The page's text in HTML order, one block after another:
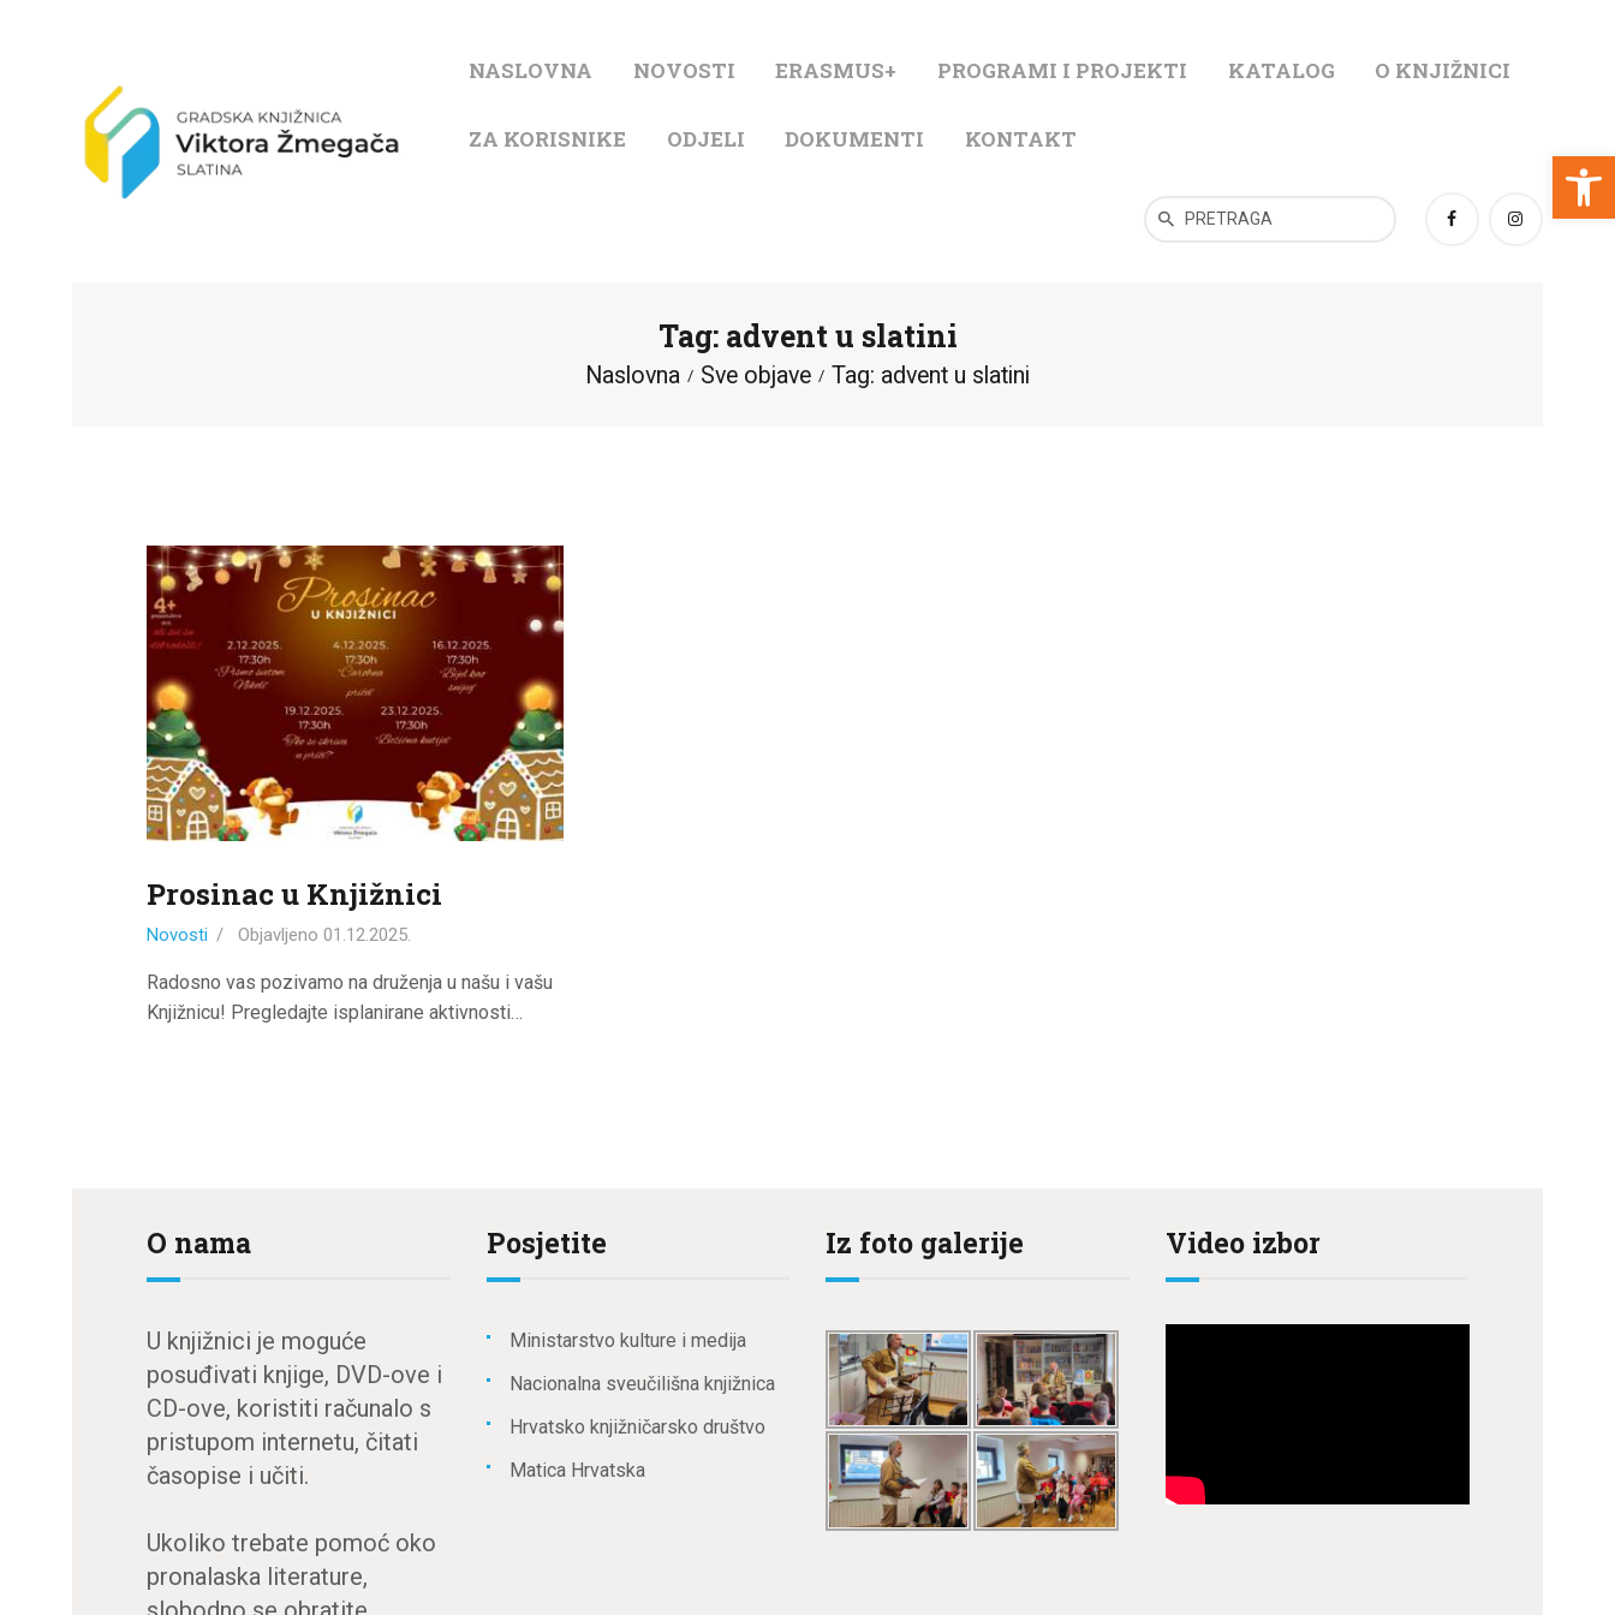
Open toolbar
NASLOVNA NOVOSTI ERASMUS+ PROGRAMI I PROJEKTI KATALOG O KNJIŽNICI
ZA KORISNIKE ODJELI DOKUMENTI KONTAKT
Tag: advent u slatini
Naslovna Sve objave Tag: advent u slatini
KATALOG
Prosinac u Knjižnici
Novosti Objavljeno 01.12.2025.
Radosno vas pozivamo na druženja u našu i vašu
Knjižnicu! Pregledajte isplanirane aktivnosti…
O nama
U knjižnici je moguće
posuđivati knjige, DVD-ove i
CD-ove, koristiti računalo s
pristupom internetu, čitati
časopise i učiti.
Ukoliko trebate pomoć oko
pronalaska literature,
Posjetite
Ministarstvo kulture i medija
Nacionalna sveučilišna knjižnica
Hrvatsko knjižničarsko društvo
Matica Hrvatska
Iz foto galerije Video izbor